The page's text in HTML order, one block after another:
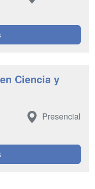
Ciencia y
Presencial